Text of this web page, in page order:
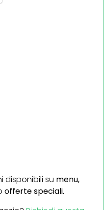
disponibili su menu,
offerte speciali.